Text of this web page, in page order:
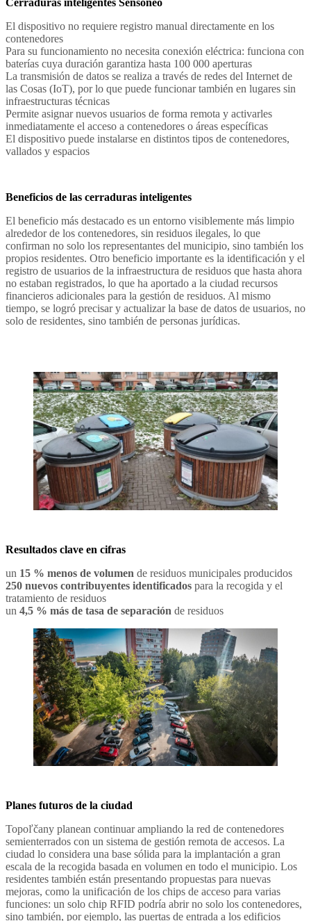
Cerraduras inteligentes Sensoneo
El dispositivo no requiere registro manual directamente en los
contenedores
Para su funcionamiento no necesita conexión eléctrica: funciona con
baterías cuya duración garantiza hasta 100 000 aperturas
La transmisión de datos se realiza a través de redes del Internet de
las Cosas (IoT), por lo que puede funcionar también en lugares sin
infraestructuras técnicas
Permite asignar nuevos usuarios de forma remota y activarles
inmediatamente el acceso a contenedores o áreas específicas
El dispositivo puede instalarse en distintos tipos de contenedores,
vallados y espacios
Beneficios de las cerraduras inteligentes
El beneficio más destacado es un entorno visiblemente más limpio
alrededor de los contenedores, sin residuos ilegales, lo que
confirman no solo los representantes del municipio, sino también los
propios residentes. Otro beneficio importante es la identificación y el
registro de usuarios de la infraestructura de residuos que hasta ahora
no estaban registrados, lo que ha aportado a la ciudad recursos
financieros adicionales para la gestión de residuos. Al mismo
tiempo, se logró precisar y actualizar la base de datos de usuarios, no
solo de residentes, sino también de personas jurídicas.
Resultados clave en cifras
un 15 % menos de volumen de residuos municipales producidos
250 nuevos contribuyentes identificados para la recogida y el
tratamiento de residuos
un 4,5 % más de tasa de separación de residuos
Planes futuros de la ciudad
Topoľčany planean continuar ampliando la red de contenedores
semienterrados con un sistema de gestión remota de accesos. La
ciudad lo considera una base sólida para la implantación a gran
escala de la recogida basada en volumen en todo el municipio. Los
residentes también están presentando propuestas para nuevas
mejoras, como la unificación de los chips de acceso para varias
funciones: un solo chip RFID podría abrir no solo los contenedores,
sino también, por ejemplo, las puertas de entrada a los edificios